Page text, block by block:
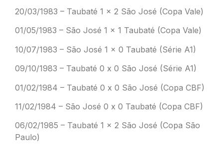
20/03/1983 – Taubaté 1 x 2 São José (Copa Vale)
01/05/1983 – São José 1 x 1 Taubaté (Copa Vale)
10/07/1983 – São José 1 x 0 Taubaté (Série A1)
09/10/1983 – Taubaté 0 x 0 São José (Série A1)
01/02/1984 – Taubaté 0 x 0 São José (Copa CBF)
11/02/1984 – São José 0 x 0 Taubaté (Copa CBF)
06/02/1985 – Taubaté 1 x 2 São José (Copa São
Paulo)